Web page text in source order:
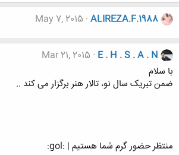
ALIREZA.F.1988
May 7, 2015
E . H . S . A . N
Mar 21, 2015
با سلام
ضمن تبریک سال نو، تالار هنر برگزار می کند ..
منتظر حضور گرم شما هستیم | :gol: